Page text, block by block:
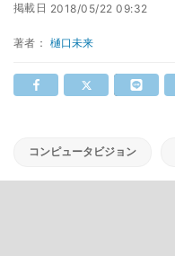
掲載日 2018/05/22 09:32
著者： 樋口未来
コンピュータビジョン